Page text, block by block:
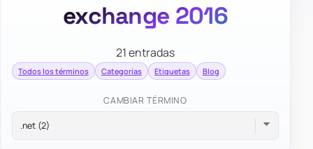
exchange 2016
21 entradas
Todos los términos Categorías Etiquetas Blog
CAMBIAR TÉRMINO